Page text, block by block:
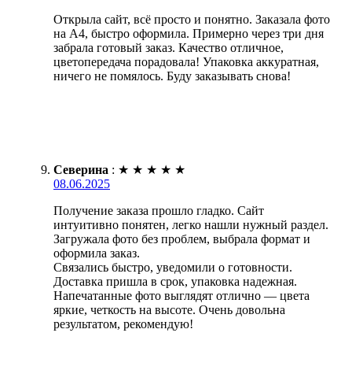
Открыла сайт, всё просто и понятно. Заказала фото
на А4, быстро оформила. Примерно через три дня
забрала готовый заказ. Качество отличное,
цветопередача порадовала! Упаковка аккуратная,
ничего не помялось. Буду заказывать снова!
Северина : ★ ★ ★ ★ ★
08.06.2025
Получение заказа прошло гладко. Сайт
интуитивно понятен, легко нашли нужный раздел.
Загружала фото без проблем, выбрала формат и
оформила заказ.
Связались быстро, уведомили о готовности.
Доставка пришла в срок, упаковка надежная.
Напечатанные фото выглядят отлично — цвета
яркие, четкость на высоте. Очень довольна
результатом, рекомендую!